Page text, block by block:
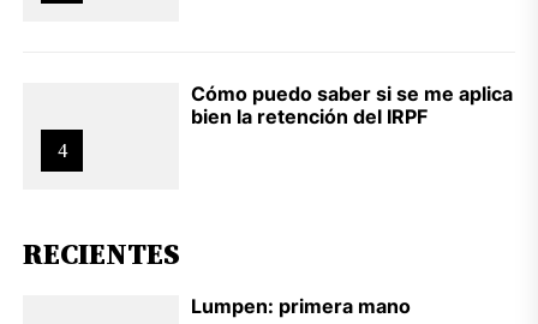
4
Cómo puedo saber si se me aplica
bien la retención del IRPF
RECIENTES
Lumpen: primera mano